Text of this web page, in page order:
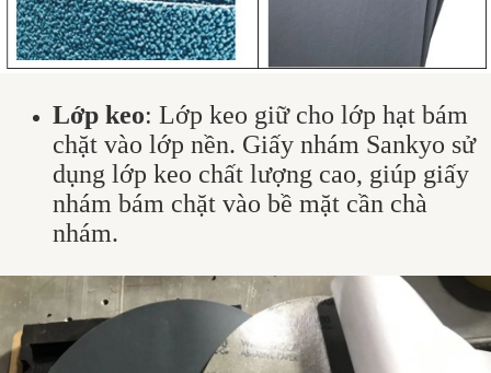
Lớp keo: Lớp keo giữ cho lớp hạt bám
chặt vào lớp nền. Giấy nhám Sankyo sử
dụng lớp keo chất lượng cao, giúp giấy
nhám bám chặt vào bề mặt cần chà
nhám.